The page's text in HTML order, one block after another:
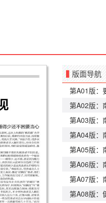
版面导航
第A01版：
第A02版：
第A03版：
第A04版：
第A05版：
第A06版：
第A07版：
第A08版：